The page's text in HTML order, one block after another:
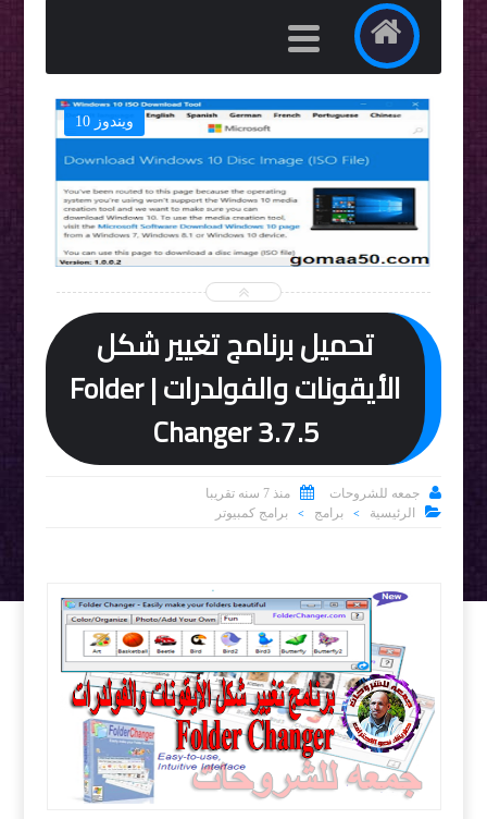
ويندوز 10
تحميل برنامج تغيير شكل
الأيقونات والفولدرات | Folder
Changer 3.7.5
 جمعه للشروحات 
منذ 7 سنه تقريبا

الرئيسية > برامج > برامج كمبيوتر